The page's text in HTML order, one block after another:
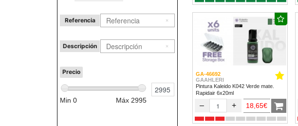
Referencia
Descripción
Precio
Min 0 Máx 2995
GA-46692
GAAHLERI
Pintura Kaleido K042 Verde mate.
Rapidair 6x20ml
– + 18,65€